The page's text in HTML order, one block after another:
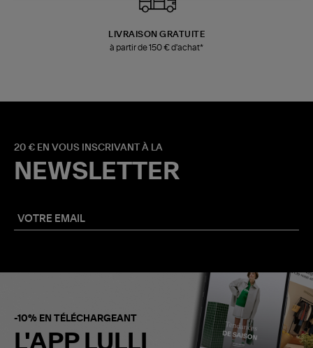
LIVRAISON GRATUITE
à partir de 150 € d'achat*
20 € EN VOUS INSCRIVANT À LA
NEWSLETTER
-10% EN TÉLÉCHARGEANT
L'APP LULLI